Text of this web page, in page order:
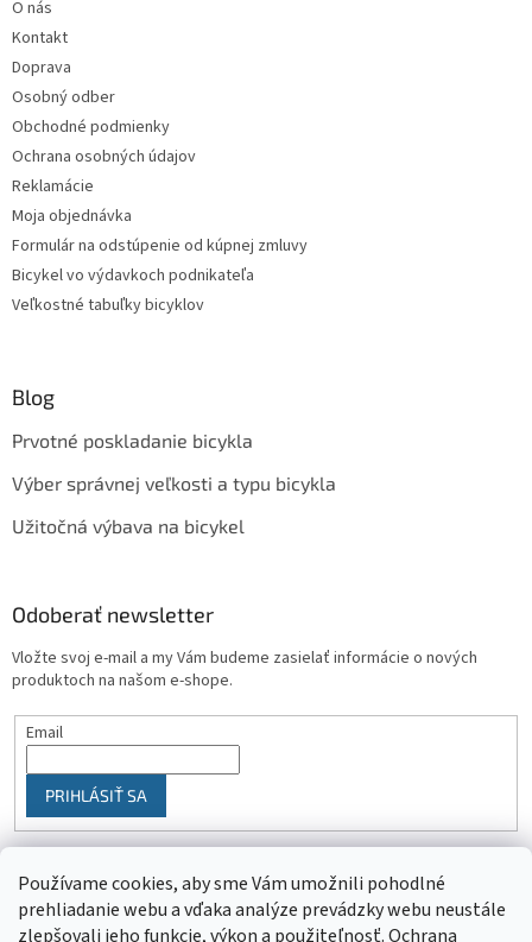
Používame cookies, aby sme Vám umožnili pohodlné
prehliadanie webu a vďaka analýze prevádzky webu neustále
zlepšovali jeho funkcie, výkon a použiteľnosť.Ochrana
O nás
Kontakt
Doprava
Osobný odber
Obchodné podmienky
Ochrana osobných údajov
Reklamácie
Moja objednávka
Formulár na odstúpenie od kúpnej zmluvy
Bicykel vo výdavkoch podnikateľa
Veľkostné tabuľky bicyklov
Blog
Prvotné poskladanie bicykla
Výber správnej veľkosti a typu bicykla
Užitočná výbava na bicykel
Odoberať newsletter
Vložte svoj e-mail a my Vám budeme zasielať informácie o nových
produktoch na našom e-shope.
Email
PRIHLÁSIŤ SA